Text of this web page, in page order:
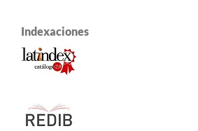
Indexaciones